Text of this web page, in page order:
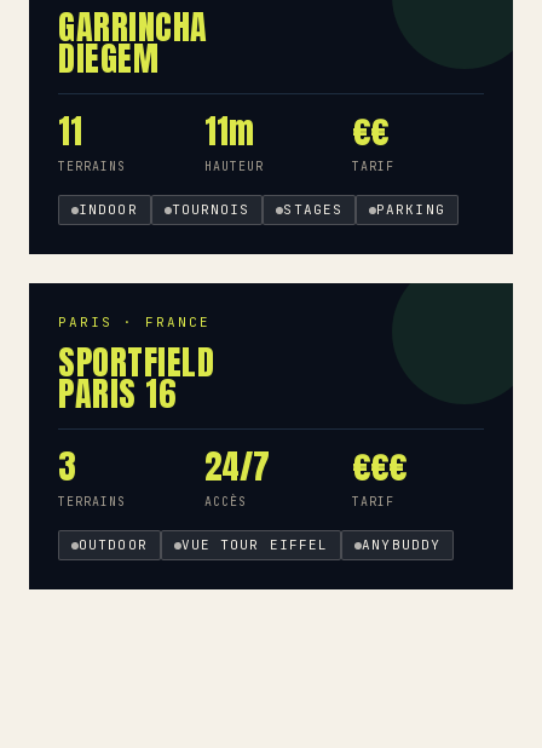
GARRINCHA
DIEGEM
11
TERRAINS
11m
HAUTEUR
€€
TARIF
INDOOR TOURNOIS STAGES PARKING
PARIS · FRANCE
SPORTFIELD
PARIS 16
3
TERRAINS
24/7
ACCÈS
€€€
TARIF
OUTDOOR VUE TOUR EIFFEL ANYBUDDY